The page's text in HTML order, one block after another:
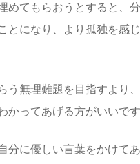
めてもらおうとすると、
とになり、より孤独を感
う無理難題を目指すより
かってあげる方がいいです
分に優しい言葉をかけて